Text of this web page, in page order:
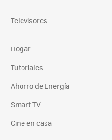
Televisores
Hogar
Tutoriales
Ahorro de Energía
Smart TV
Cine en casa